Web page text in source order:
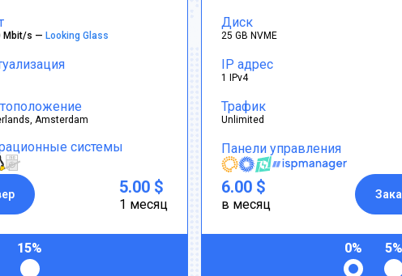
Mbit/s — Looking Glass
Amsterdam
системы
5.00 $
1 месяц
15%
Диск
25 GB NVME
IP адрес
1 IPv4
Трафик
Unlimited
Панели управления
6.00 $
в месяц
0% 5%